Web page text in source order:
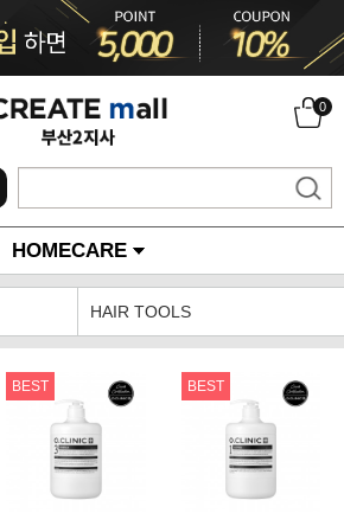
0
HOMECARE
HAIR TOOLS
BEST BEST